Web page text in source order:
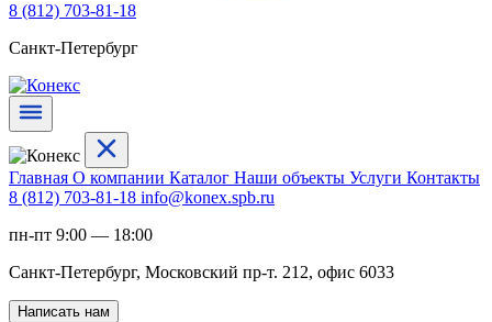
8 (812) 703-81-18
Санкт-Петербург
Главная О компании Каталог Наши объекты Услуги Контакты
8 (812) 703-81-18 info@konex.spb.ru
пн-пт 9:00 — 18:00
Санкт-Петербург, Московский пр-т. 212, офис 6033
Написать нам